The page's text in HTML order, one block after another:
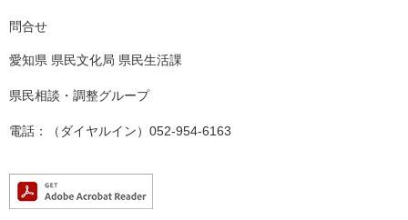
問合せ
愛知県 県民文化局 県民生活課
県民相談・調整グループ
電話：（ダイヤルイン）052-954-6163